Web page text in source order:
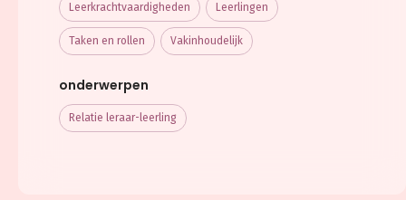
Leerkracht­vaardigheden Leerlingen
Taken en rollen Vakinhoudelijk
onderwerpen
Relatie leraar-leerling